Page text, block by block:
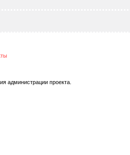
администрации проекта.